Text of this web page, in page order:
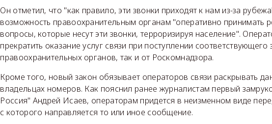
Он отметил, что "как правило, эти звонки приходят к нам из-за
возможность правоохранительным органам "оперативно принимать
вопросы, которые несут эти звонки, терроризируя население".
прекратить оказание услуг связи при поступлении соответствующего
правоохранительных органов, так и от Роскомнадзора.
Кроме того, новый закон обязывает операторов связи раскрывать
владельцах номеров. Как пояснил ранее журналистам первый
Россия" Андрей Исаев, операторам придется в неизменном виде
с которого направляется то или иное сообщение.